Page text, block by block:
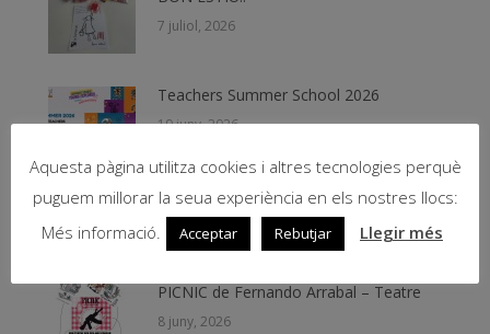
7 juliol, 2026
Teachers Summer School 2026
19 juny, 2026
Beques NESE 2026
11 juny, 2026
PICNIC de Fernando Arrabal – Teatre
8 juny, 2026
Aquesta pàgina utilitza cookies i altres tecnologies perquè
puguem millorar la seua experiència en els nostres llocs:
Més informació.
Acceptar Rebutjar Llegir més